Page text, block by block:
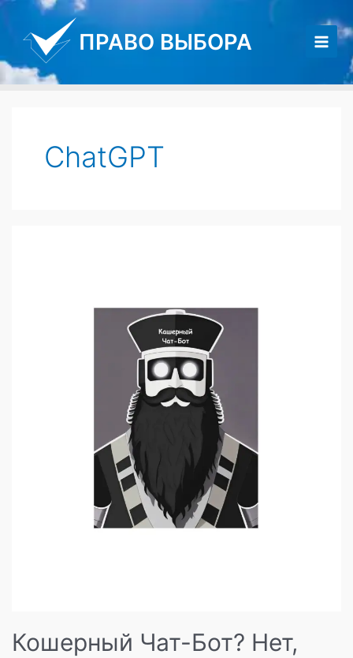
Перейти
содержимому
ПРАВО ВЫБОРА
Main
ChatGPT
Кошерный Чат-Бот? Нет,